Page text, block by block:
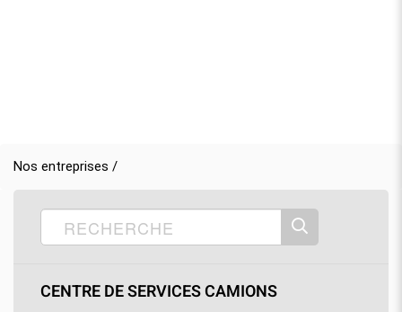
Nos entreprises /
CENTRE DE SERVICES CAMIONS